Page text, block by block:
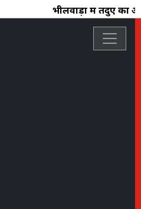
भीलवाड़ा में तेंदुए का